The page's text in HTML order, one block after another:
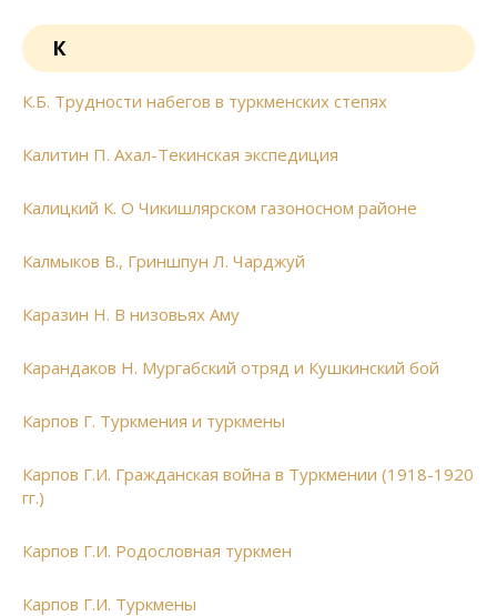
К
К.Б. Трудности набегов в туркменских степях
Калитин П. Ахал-Текинская экспедиция
Калицкий К. О Чикишлярском газоносном районе
Калмыков В., Гриншпун Л. Чарджуй
Каразин Н. В низовьях Аму
Карандаков Н. Мургабский отряд и Кушкинский бой
Карпов Г. Туркмения и туркмены
Карпов Г.И. Гражданская война в Туркмении (1918-1920
гг.)
Карпов Г.И. Родословная туркмен
Карпов Г.И. Туркмены